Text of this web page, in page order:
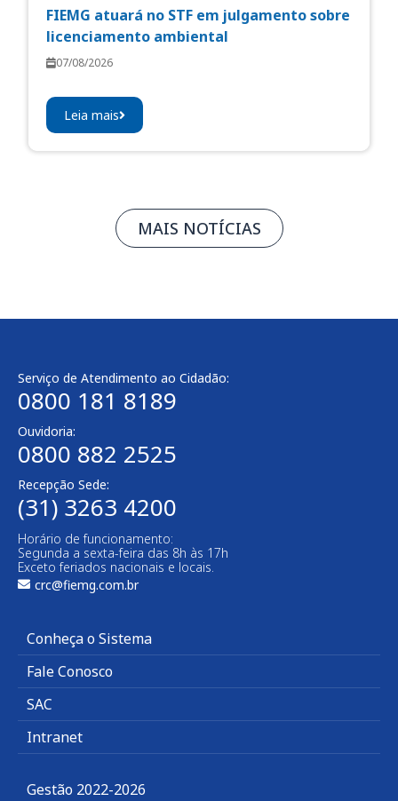
FIEMG atuará no STF em julgamento sobre
licenciamento ambiental
07/08/2026
Leia mais
MAIS NOTÍCIAS
Serviço de Atendimento ao Cidadão:
0800 181 8189
Ouvidoria:
0800 882 2525​
Recepção Sede:
(31) 3263 4200
Horário de funcionamento:
Segunda a sexta-feira das 8h às 17h
Exceto feriados nacionais e locais.
crc@fiemg.com.br
Conheça o Sistema
Fale Conosco
SAC
Intranet
Gestão 2022-2026